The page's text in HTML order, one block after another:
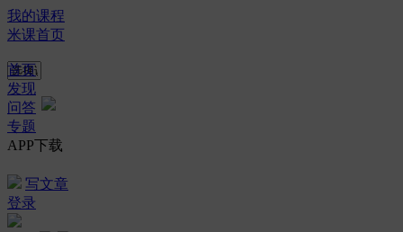
我的课程
米课首页
首页
发现
问答
专题
APP下载
写文章
登录